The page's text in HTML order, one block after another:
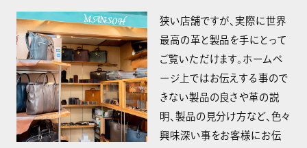
狭い店舗ですが、実際に世界
最高の革と製品を手にとって
ご覧いただけます。ホームペ
ージ上ではお伝えする事ので
きない製品の良さや革の説
明、製品の見分け方など、色々
興味深い事をお客様にお伝